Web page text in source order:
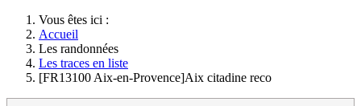
Vous êtes ici :
Accueil
Les randonnées
Les traces en liste
[FR13100 Aix-en-Provence]Aix citadine reco